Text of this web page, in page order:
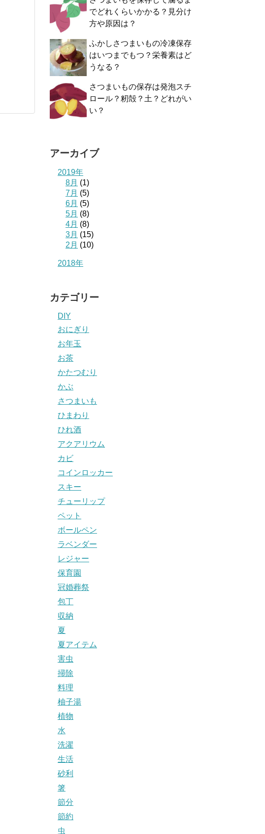
でどれくらいかかる？見分け
方や原因は？
ふかしさつまいもの冷凍保存
はいつまでもつ？栄養素はど
うなる？
さつまいもの保存は発泡スチ
ロール？籾殻？土？どれがい
い？
アーカイブ
2019年
8月 (1)
7月 (5)
6月 (5)
5月 (8)
4月 (8)
3月 (15)
2月 (10)
2018年
カテゴリー
DIY
おにぎり
お年玉
お茶
かたつむり
かぶ
さつまいも
ひまわり
ひれ酒
アクアリウム
カビ
コインロッカー
スキー
チューリップ
ペット
ボールペン
ラベンダー
レジャー
保育園
冠婚葬祭
包丁
収納
夏
夏アイテム
害虫
掃除
料理
柚子湯
植物
水
洗濯
生活
砂利
箸
節分
節約
虫